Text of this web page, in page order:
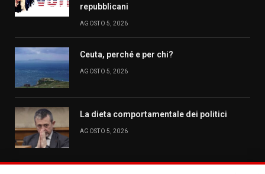
repubblicani
AGOSTO 5, 2026
Ceuta, perché e per chi?
AGOSTO 5, 2026
La dieta comportamentale dei politici
AGOSTO 5, 2026